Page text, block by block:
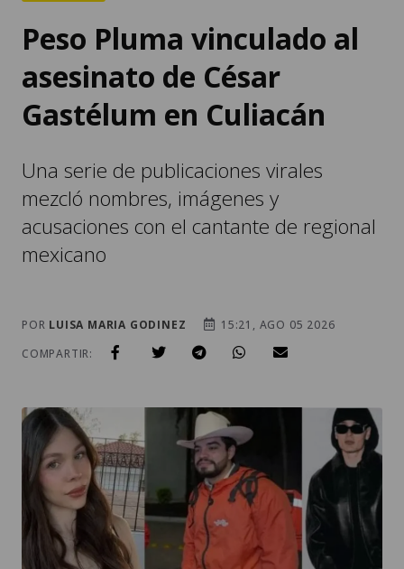
Peso Pluma vinculado al
asesinato de César
Gastélum en Culiacán
Una serie de publicaciones virales
mezcló nombres, imágenes y
acusaciones con el cantante de regional
mexicano
POR LUISA MARIA GODINEZ
15:21, AGO 05 2026
COMPARTIR: